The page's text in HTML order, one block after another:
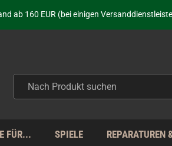
ab 160 EUR (bei einigen
Deine Anlaufstelle für neue Retro-
Mo - Fr aus Deutschland - zollfrei innerhalb der
FÜR... SPIELE REPARATUREN